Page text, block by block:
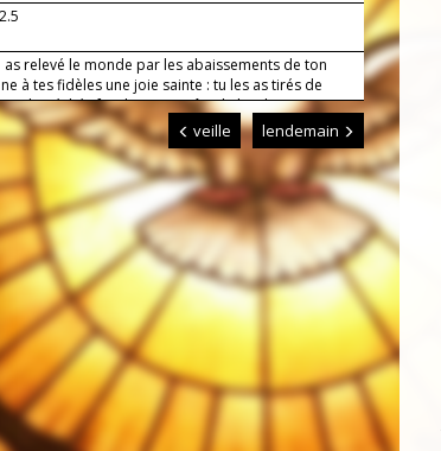
as relevé le monde par les abaissements de ton
à tes fidèles une joie sainte : tu les as tirés de
du péché ; fais-leur connaître le bonheur
veille lendemain